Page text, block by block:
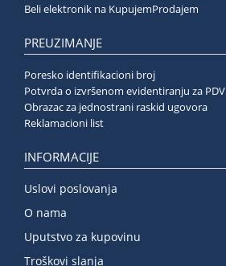
Beli elektronik na KupujemProdajem
PREUZIMANJE
Poresko identifikacioni broj
Potvrda o izvršenom evidentiranju za PDV
Obrazac za jednostrani raskid ugovora
Reklamacioni list
INFORMACIJE
Uslovi poslovanja
O nama
Uputstvo za kupovinu
Troškovi slanja